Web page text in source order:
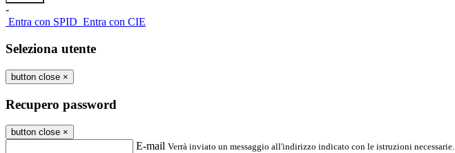
-
Entra con SPID Entra con CIE
Seleziona utente
button close ×
Recupero password
button close ×
E-mail Verrà inviato un messaggio all'indirizzo indicato con le istruzioni necessarie.